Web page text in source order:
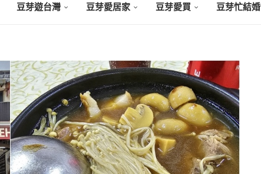
豆芽遊台灣 豆芽愛居家 豆芽愛買 豆芽忙結婚